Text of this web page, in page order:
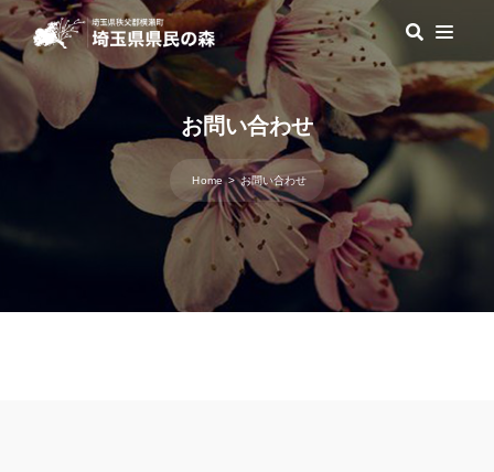
お問い合わせ
Home お問い合わせ